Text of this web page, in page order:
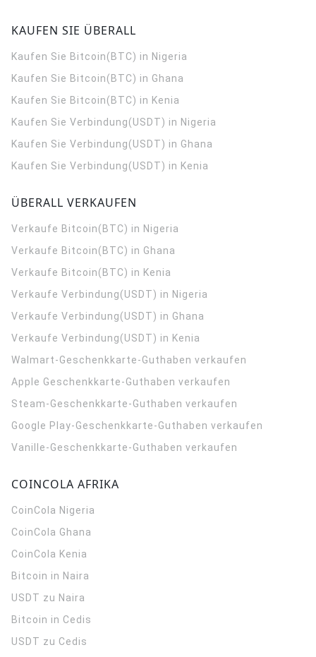
KAUFEN SIE ÜBERALL
Kaufen Sie Bitcoin(BTC) in Nigeria
Kaufen Sie Bitcoin(BTC) in Ghana
Kaufen Sie Bitcoin(BTC) in Kenia
Kaufen Sie Verbindung(USDT) in Nigeria
Kaufen Sie Verbindung(USDT) in Ghana
Kaufen Sie Verbindung(USDT) in Kenia
ÜBERALL VERKAUFEN
Verkaufe Bitcoin(BTC) in Nigeria
Verkaufe Bitcoin(BTC) in Ghana
Verkaufe Bitcoin(BTC) in Kenia
Verkaufe Verbindung(USDT) in Nigeria
Verkaufe Verbindung(USDT) in Ghana
Verkaufe Verbindung(USDT) in Kenia
Walmart-Geschenkkarte-Guthaben verkaufen
Apple Geschenkkarte-Guthaben verkaufen
Steam-Geschenkkarte-Guthaben verkaufen
Google Play-Geschenkkarte-Guthaben verkaufen
Vanille-Geschenkkarte-Guthaben verkaufen
COINCOLA AFRIKA
CoinCola Nigeria
CoinCola Ghana
CoinCola Kenia
Bitcoin in Naira
USDT zu Naira
Bitcoin in Cedis
USDT zu Cedis